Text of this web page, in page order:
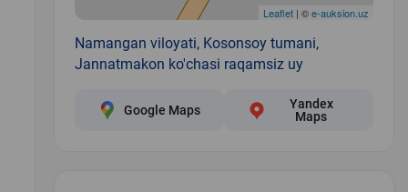
Leaflet| ©e-auksion.uz
Namangan viloyati, Kosonsoy tumani,
Jannatmakon ko'chasi raqamsiz uy
Google Maps
Yandex
Maps